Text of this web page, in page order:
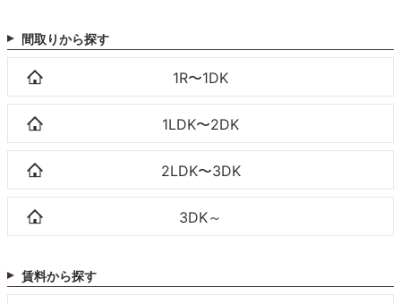
間取りから探す
1R〜1DK
1LDK〜2DK
2LDK〜3DK
3DK～
賃料から探す